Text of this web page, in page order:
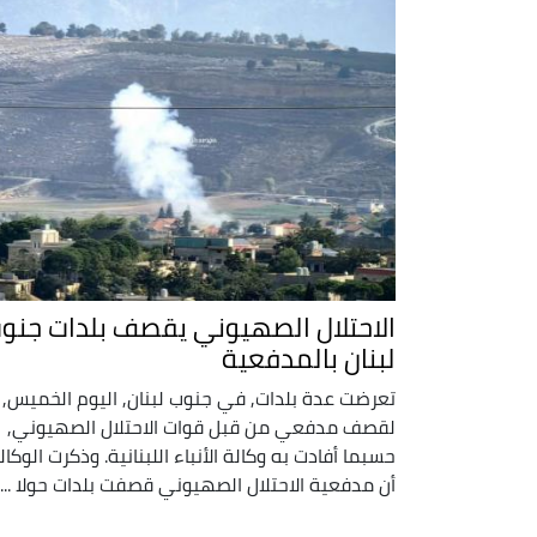
الاحتلال الصهيوني يقصف بلدات
لبنان بالمدفعية
تعرضت عدة بلدات, في جنوب لبنان, اليوم الخميس,
لقصف مدفعي من قبل قوات الاحتلال الصهيوني,
حسبما أفادت به وكالة الأنباء اللبنانية. وذكرت
أن مدفعية الاحتلال الصهيوني قصفت بلدات حولا ...